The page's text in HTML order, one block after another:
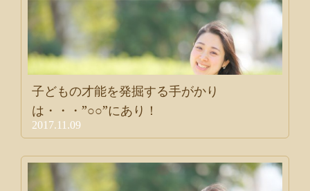
子どもの才能を発掘する手がかり
は・・・”○○”にあり！
2017.11.09